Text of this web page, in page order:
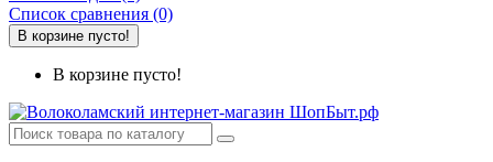
Список сравнения (0)
В корзине пусто!
В корзине пусто!